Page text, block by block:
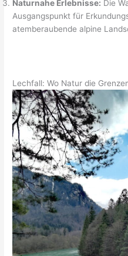
Naturnahe Erlebnisse: Die
Ausgangspunkt für
atemberaubende alpine
Lechfall: Wo Natur die